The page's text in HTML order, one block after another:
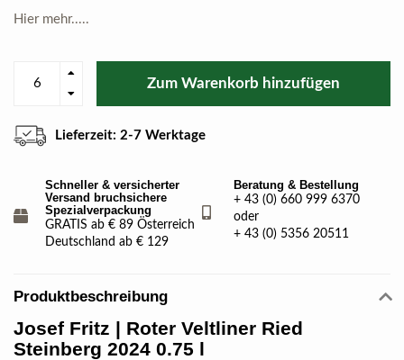
Hier mehr.....
Zum Warenkorb hinzufügen
Lieferzeit: 2-7 Werktage
Schneller & versicherter
Versand bruchsichere
Spezialverpackung
GRATIS ab € 89 Österreich
Deutschland ab € 129
Beratung & Bestellung
+ 43 (0) 660 999 6370
oder
+ 43 (0) 5356 20511
Produktbeschreibung
Josef Fritz | Roter Veltliner Ried
Steinberg 2024 0.75 l